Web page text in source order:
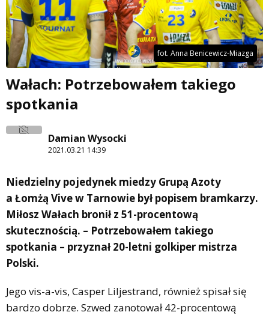
fot. Anna Benicewicz-Miazga
Wałach: Potrzebowałem takiego
spotkania
Damian Wysocki
2021.03.21 14:39
Niedzielny pojedynek miedzy Grupą Azoty
a Łomżą Vive w Tarnowie był popisem bramkarzy.
Miłosz Wałach bronił z 51-procentową
skutecznością. – Potrzebowałem takiego
spotkania – przyznał 20-letni golkiper mistrza
Polski.
Jego vis-a-vis, Casper Liljestrand, również spisał się
bardzo dobrze. Szwed zanotował 42-procentową